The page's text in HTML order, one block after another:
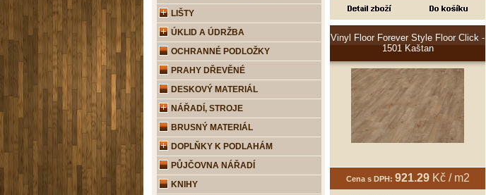
Vinyl Floor Forever Style Floor Click -
1501 Kaštan
Cena s DPH: 921.29Kč / m2
LIŠTY
ÚKLID A ÚDRŽBA
OCHRANNÉ PODLOŽKY
PRAHY DŘEVĚNÉ
DESKOVÝ MATERIÁL
NÁŘADÍ, STROJE
BRUSNÝ MATERIÁL
DOPLŇKY K PODLAHÁM
PŮJČOVNA NÁŘADÍ
KNIHY